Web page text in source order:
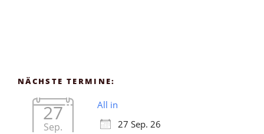
NÄCHSTE TERMINE:
27
Sep.
All in
27 Sep. 26